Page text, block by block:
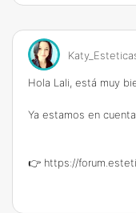
Hola Lali, está muy
Ya estamos en
👉 https://